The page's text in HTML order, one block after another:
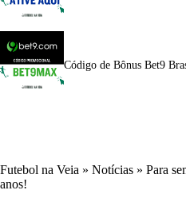
Código de Bônus Bet9
Futebol na Veia » Notícias » Para
anos!